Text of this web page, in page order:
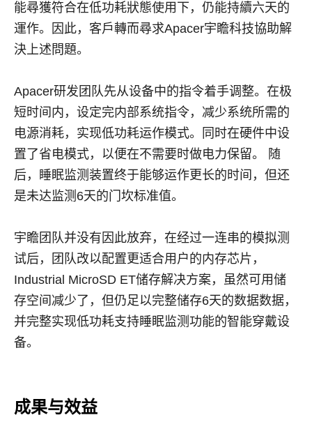
能尋獲符合在低功耗狀態使用下，仍能持續六天的
運作。因此，客戶轉而尋求Apacer宇瞻科技協助解
決上述問題。
Apacer研发团队先从设备中的指令着手调整。在极
短时间内，设定完内部系统指令，减少系统所需的
电源消耗，实现低功耗运作模式。同时在硬件中设
置了省电模式，以便在不需要时做电力保留。 随
后，睡眠监测装置终于能够运作更长的时间，但还
是未达监测 6天的门坎标准值。
宇瞻团队并没有因此放弃，在经过一连串的模拟测
试后，团队改以配置更适合用户的内存芯片，
Industrial MicroSD ET储存解决方案，虽然可用储
存空间减少了，但仍足以完整储存6天的数据数据，
并完整实现低功耗支持睡眠监测功能的智能穿戴设
备。
成果与效益